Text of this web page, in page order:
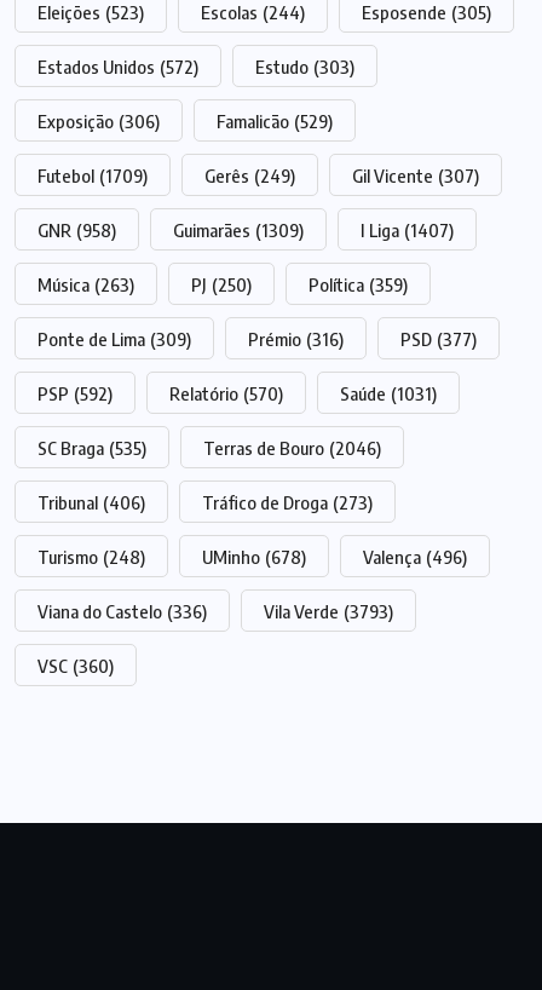
Eleições (523) Escolas (244) Esposende (305)
Estados Unidos (572) Estudo (303)
Exposição (306) Famalicão (529)
Futebol (1709) Gerês (249) Gil Vicente (307)
GNR (958) Guimarães (1309) I Liga (1407)
Música (263) PJ (250) Política (359)
Ponte de Lima (309) Prémio (316) PSD (377)
PSP (592) Relatório (570) Saúde (1031)
SC Braga (535) Terras de Bouro (2046)
Tribunal (406) Tráfico de Droga (273)
Turismo (248) UMinho (678) Valença (496)
Viana do Castelo (336) Vila Verde (3793)
VSC (360)